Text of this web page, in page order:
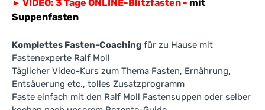
► VIDEO: 3 Tage ONLINE-Blitzfasten - mit
Suppenfasten
Komplettes Fasten-Coaching für zu Hause mit
Fastenexperte Ralf Moll
Täglicher Video-Kurs zum Thema Fasten, Ernährung,
Entsäuerung etc., tolles Zusatzprogramm
Faste einfach mit den Ralf Moll Fastensuppen oder selber